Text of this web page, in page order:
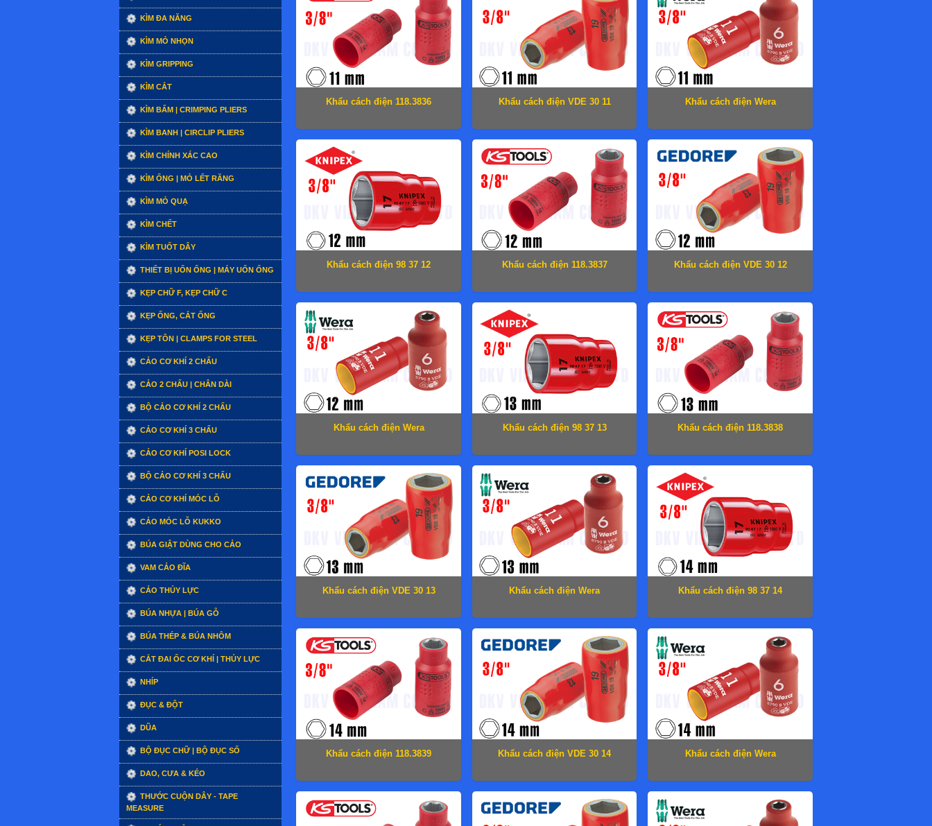
KÌM ĐA NĂNG
KÌM MỎ NHỌN
KÌM GRIPPING
KÌM CẮT
KÌM BẤM | CRIMPING PLIERS
KÌM BANH | CIRCLIP PLIERS
KÌM CHÍNH XÁC CAO
KÌM ỐNG | MỎ LẾT RĂNG
KÌM MỎ QUẠ
KÌM CHẾT
KÌM TUỐT DÂY
THIẾT BỊ UỐN ỐNG | MÁY UỐN ỐNG
KẸP CHỮ F, KẸP CHỮ C
KẸP ỐNG, CẮT ỐNG
KẸP TÔN | CLAMPS FOR STEEL
CẢO CƠ KHÍ 2 CHẤU
CẢO 2 CHẤU | CHÂN DÀI
BỘ CẢO CƠ KHÍ 2 CHẤU
CẢO CƠ KHÍ 3 CHẤU
CẢO CƠ KHÍ POSI LOCK
BỘ CẢO CƠ KHÍ 3 CHẤU
CẢO CƠ KHÍ MÓC LỖ
CẢO MÓC LỖ KUKKO
BÚA GIẬT DÙNG CHO CẢO
VAM CẢO ĐĨA
CẢO THỦY LỰC
BÚA NHỰA | BÚA GỖ
BÚA THÉP & BÚA NHÔM
CẮT ĐAI ỐC CƠ KHÍ | THỦY LỰC
NHÍP
ĐỤC & ĐỘT
DŨA
BỘ ĐỤC CHỮ | BỘ ĐỤC SỐ
DAO, CƯA & KÉO
THƯỚC CUỘN DÂY - TAPE
MEASURE
Khẩu cách điện 118.3836 Khẩu cách điện VDE 30 11
Khẩu cách điện Wera
Khẩu cách điện 98 37 12 Khẩu cách điện 118.3837 Khẩu cách điện VDE 30 12
Khẩu cách điện Wera
Khẩu cách điện 98 37 13 Khẩu cách điện 118.3838
Khẩu cách điện VDE 30 13
Khẩu cách điện Wera
Khẩu cách điện 98 37 14
Khẩu cách điện 118.3839 Khẩu cách điện VDE 30 14
Khẩu cách điện Wera